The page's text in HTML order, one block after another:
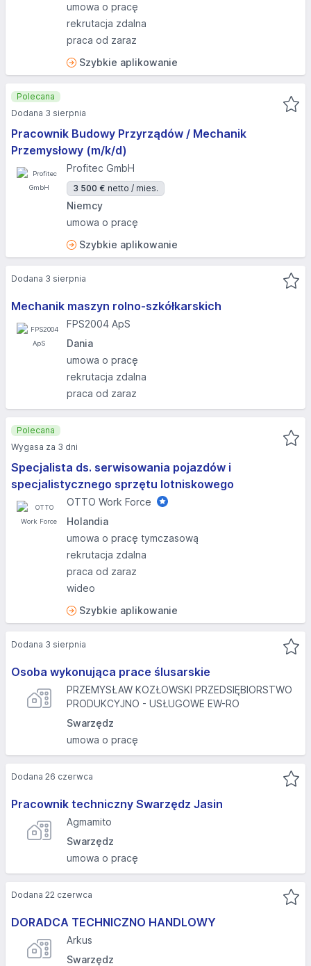
umowa o pracę
rekrutacja zdalna
praca od zaraz
Szybkie aplikowanie
Pracownik Budowy Przyrządów / Mechanik
Przemysłowy (m/k/d)
Profitec GmbH
3 500 € netto / mies.
Niemcy
umowa o pracę
Szybkie aplikowanie
Polecana
Dodana 3 sierpnia
Mechanik maszyn rolno-szkółkarskich
FPS2004 ApS
Dania
umowa o pracę
rekrutacja zdalna
praca od zaraz
Dodana 3 sierpnia
Specjalista ds. serwisowania pojazdów i
specjalistycznego sprzętu lotniskowego
OTTO Work Force
Holandia
umowa o pracę tymczasową
rekrutacja zdalna
praca od zaraz
wideo
Szybkie aplikowanie
Polecana
Wygasa za 3 dni
Osoba wykonująca prace ślusarskie
PRZEMYSŁAW KOZŁOWSKI PRZEDSIĘBIORSTWO
PRODUKCYJNO - USŁUGOWE EW-RO
Swarzędz
umowa o pracę
Dodana 3 sierpnia
Pracownik techniczny Swarzędz Jasin
Agmamito
Swarzędz
umowa o pracę
Dodana 26 czerwca
DORADCA TECHNICZNO HANDLOWY
Arkus
Swarzędz
Dodana 22 czerwca